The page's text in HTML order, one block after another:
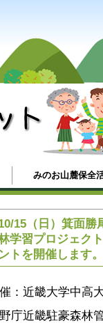
みのお山麓保全
15（日）箕面勝
学習プロジェク
ントを開催します
：近畿大学中高
庁近畿駐豪森林